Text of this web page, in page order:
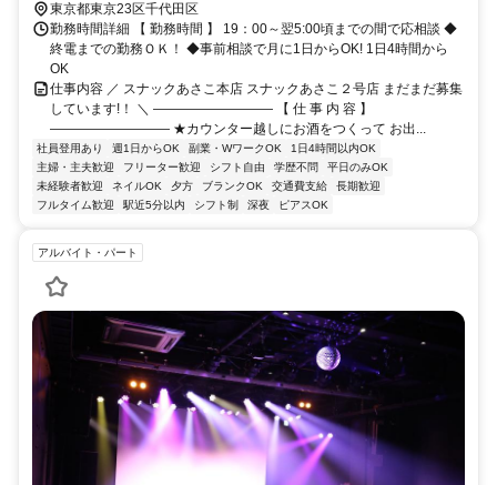
東京都東京23区千代田区
勤務時間詳細 【 勤務時間 】 19：00～翌5:00頃までの間で応相談 ◆
終電までの勤務ＯＫ！ ◆事前相談で月に1日からOK! 1日4時間から
OK
仕事内容 ／ スナックあさこ本店 スナックあさこ２号店 まだまだ募集
しています!！ ＼ ――――――――― 【 仕 事 内 容 】
――――――――― ★カウンター越しにお酒をつくって お出...
社員登用あり 週1日からOK 副業・WワークOK
1日4時間以内OK
主婦・主夫歓迎
フリーター歓迎 シフト自由 学歴不問
平日のみOK
未経験者歓迎
ネイルOK 夕方 ブランクOK 交通費支給
長期歓迎
フルタイム歓迎
駅近5分以内 シフト制 深夜 ピアスOK
アルバイト・パート